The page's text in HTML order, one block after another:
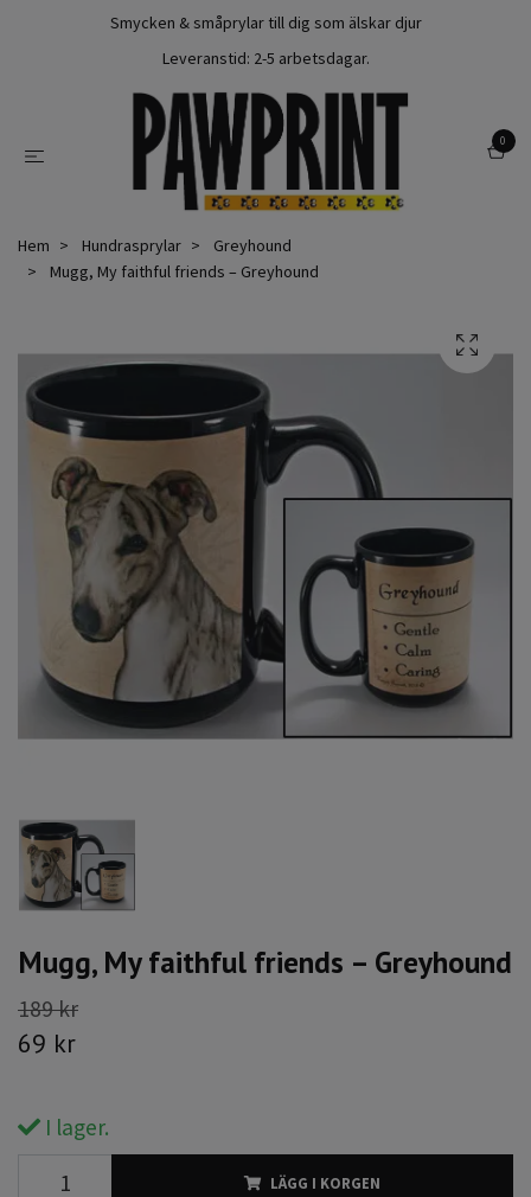
Smycken & småprylar till dig som älskar djur
Leveranstid: 2-5 arbetsdagar.
0
Hem Hundrasprylar
Greyhound
Mugg, My faithful friends – Greyhound
Mugg, My faithful friends – Greyhound
189 kr
69 kr
I lager.
LÄGG I KORGEN